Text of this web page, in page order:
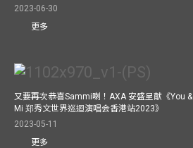
2023-06-30
更多
又要再次恭喜Sammi喇！AXA 安盛呈献《You &
Mi 郑秀文世界巡迴演唱会香港站2023》
2023-05-11
更多